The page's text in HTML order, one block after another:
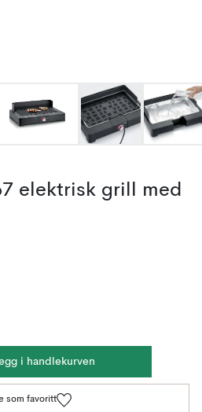
elektrisk grill med
i handlekurven
som favoritt